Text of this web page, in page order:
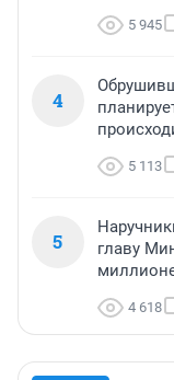
5 945
4
5 113
5
главу
4 618